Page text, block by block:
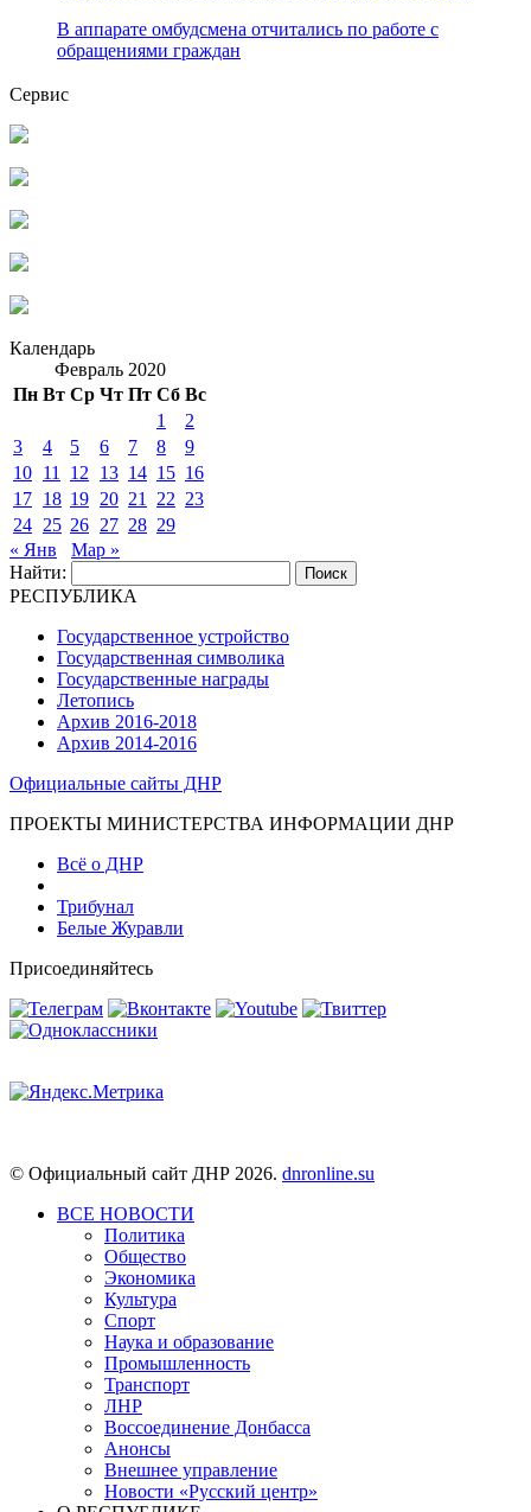
В аппарате омбудсмена отчитались по работе с
обращениями граждан
Сервис
Календарь
Февраль 2020
Пн Вт Ср Чт Пт Сб Вс
1
2
3
4 5 6 7 8
9
10 11 12 13 14 15 16
17 18 19 20 21 22 23
24 25 26 27 28 29
« Янв
Мар »
Найти:
РЕСПУБЛИКА
Государственное устройство
Государственная символика
Государственные награды
Летопись
Архив 2016-2018
Архив 2014-2016
Официальные сайты ДНР
ПРОЕКТЫ МИНИСТЕРСТВА ИНФОРМАЦИИ ДНР
Всё о ДНР
Трибунал
Белые Журавли
Присоединяйтесь
© Официальный сайт ДНР 2026. dnronline.su
ВСЕ НОВОСТИ
Политика
Общество
Экономика
Культура
Спорт
Наука и образование
Промышленность
Транспорт
ЛНР
Воссоединение Донбасса
Анонсы
Внешнее управление
Новости «Русский центр»